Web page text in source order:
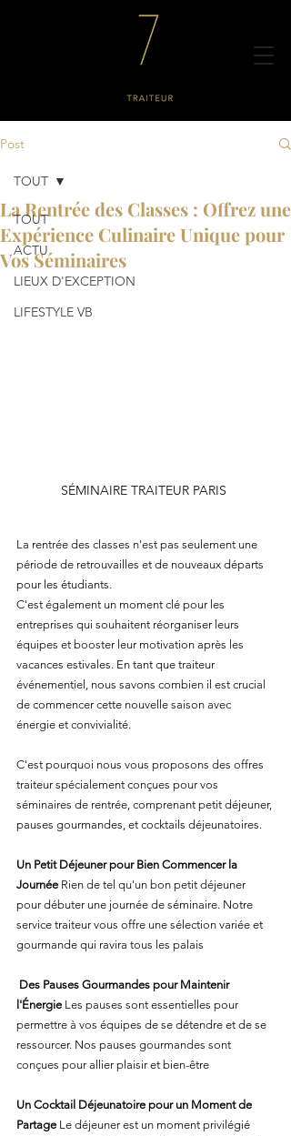
Post
TOUT
ACTU
LIEUX D'EXCEPTION
LIFESTYLE VB
TOUT
La Rentrée des Classes : Offrez une
Expérience Culinaire Unique pour
Vos Séminaires
SÉMINAIRE TRAITEUR PARIS
La rentrée des classes n'est pas seulement une
période de retrouvailles et de nouveaux départs
pour les étudiants.
C'est également un moment clé pour les
entreprises qui souhaitent réorganiser leurs
équipes et booster leur motivation après les
vacances estivales. En tant que traiteur
événementiel, nous savons combien il est crucial
de commencer cette nouvelle saison avec
énergie et convivialité.
C'est pourquoi nous vous proposons des offres
traiteur spécialement conçues pour vos
séminaires de rentrée, comprenant petit déjeuner,
pauses gourmandes, et cocktails déjeunatoires.
Un Petit Déjeuner pour Bien Commencer la
Journée Rien de tel qu'un bon petit déjeuner
pour débuter une journée de séminaire. Notre
service traiteur vous offre une sélection variée et
gourmande qui ravira tous les palais
Des Pauses Gourmandes pour Maintenir
l'Énergie Les pauses sont essentielles pour
permettre à vos équipes de se détendre et de se
ressourcer. Nos pauses gourmandes sont
conçues pour allier plaisir et bien-être
Un Cocktail Déjeunatoire pour un Moment de
Partage Le déjeuner est un moment privilégié